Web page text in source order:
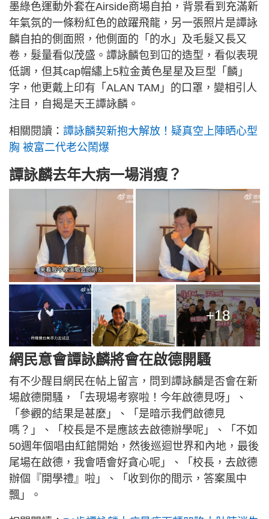
墨綠色運動外套在Airside商場自拍，背景看到充滿新
年氣氛的一條粉紅色的啟躍飛龍，另一張照片是譚詠
麟自拍的側面照，他側面的「的水」及毛髮又長又
卷，髮量看似茂盛。譚詠麟包到冚的造型，看似表現
低調，但其cap帽繡上5粒金黃色星星及巨型「麟」
字，他更戴上印有「ALAN TAM」的口罩，變相引人
注目，自揭是天王譚詠麟。
相關閱讀： 譚詠麟契新抱大解放！疑真空上陣晒心型
胸 被富二代老公鬧爆
譚詠麟去年大病一場消瘦？
+18
網民意會譚詠麟將會在啟德開騷
有不少醒目網民在帖上留言，問到譚詠麟是否會在新
場啟德開騷，「去現場考察啦！今年啟德見呀」、
「參觀的結果是甚麼」、「是暗示我們啟德見
嗎？」、「校長是不是應該去啟德辦學呢」、「不如
50週年個唱由紅館開始，然後巡迴世界和內地，最後
尾場在啟德，我會唔會好貪心呢」、「校長，去啟德
辦個『開學禮』啦」、「收到你的間示，答案風中
飄」。